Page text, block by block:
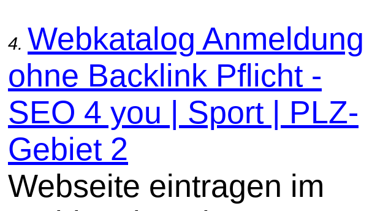
4. Webkatalog Anmeldung
ohne Backlink Pflicht -
SEO 4 you | Sport | PLZ-
Gebiet 2
Webseite eintragen im